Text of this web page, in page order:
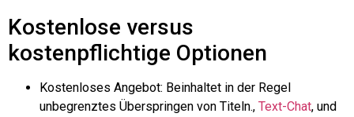
Kostenlose versus
kostenpflichtige Optionen
Kostenloses Angebot: Beinhaltet in der Regel
unbegrenztes Überspringen von Titeln., Text-Chat, und